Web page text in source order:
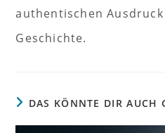
authentischen
Geschichte.
DAS KÖNNTE DIR AUCH